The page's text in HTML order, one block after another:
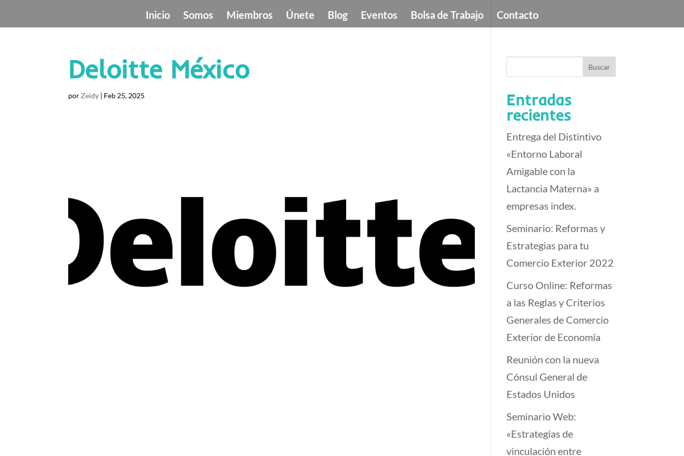
Inicio Somos Miembros Únete Blog Eventos Bolsa de Trabajo Contacto
Deloitte México
por Zeidy | Feb 25, 2025 Entradas
recientes
Entrega del Distintivo
«Entorno Laboral
Amigable con la
Lactancia Materna» a
empresas index.
Seminario: Reformas y
Estrategias para tu
Comercio Exterior 2022
Curso Online: Reformas
a las Reglas y Criterios
Generales de Comercio
Exterior de Economía
Reunión con la nueva
Cónsul General de
Estados Unidos
Seminario Web:
«Estrategias de
vinculación entre